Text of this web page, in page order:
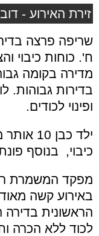
זירת האירוע -
שריפה פרצה
ח'. כוחות כיבוי
מדירה בקומה
בדירות גבוהות.
ופינוי לכודים.
ילד
כיבוי, בנוסף
מפקד המשמרת
באירוע קשה
לכוד ללא הכרה